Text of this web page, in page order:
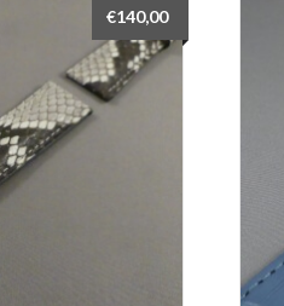
€140,00